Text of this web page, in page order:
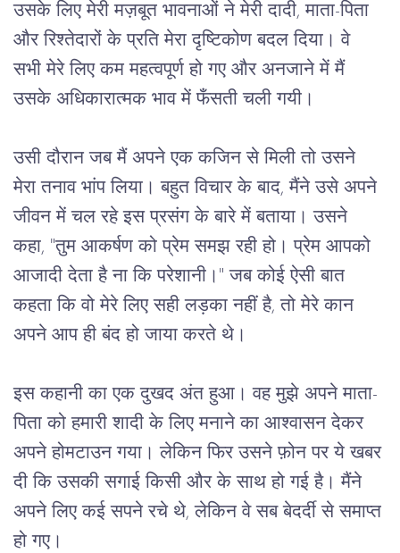
उसके लिए मेरी मज़बूत भावनाओं ने मेरी दादी, माता-पिता
और रिश्तेदारों के प्रति मेरा दृष्टिकोण बदल दिया। वे
सभी मेरे लिए कम महत्वपूर्ण हो गए और अनजाने में मैं
उसके अधिकारात्मक भाव में फँसती चली गयी।
उसी दौरान जब मैं अपने एक कजिन से मिली तो उसने
मेरा तनाव भांप लिया। बहुत विचार के बाद, मैंने उसे अपने
जीवन में चल रहे इस प्रसंग के बारे में बताया। उसने
कहा, "तुम आकर्षण को प्रेम समझ रही हो। प्रेम आपको
आजादी देता है ना कि परेशानी। " जब कोई ऐसी बात
कहता कि वो मेरे लिए सही लड़का नहीं है, तो मेरे कान
अपने आप ही बंद हो जाया करते थे।
इस कहानी का एक दुखद अंत हुआ। वह मुझे अपने माता-
पिता को हमारी शादी के लिए मनाने का आश्वासन देकर
अपने होमटाउन गया। लेकिन फिर उसने फ़ोन पर ये खबर
दी कि उसकी सगाई किसी और के साथ हो गई है। मैंने
अपने लिए कई सपने रचे थे, लेकिन वे सब बेदर्दी से समाप्त
हो गए।